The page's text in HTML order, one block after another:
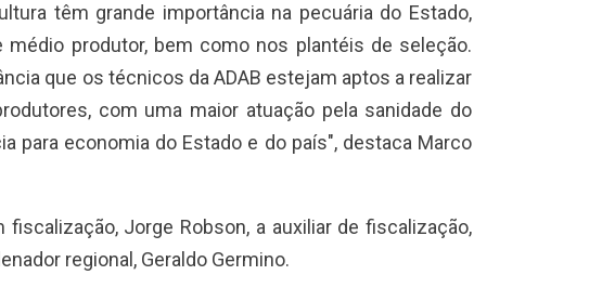
têm grande importância na pecuária do Estado,
médio produtor, bem como nos plantéis de seleção.
que os técnicos da ADAB estejam aptos a realizar
com uma maior atuação pela sanidade do
para economia do Estado e do país", destaca Marco
Jorge Robson, a auxiliar de fiscalização,
regional, Geraldo Germino.